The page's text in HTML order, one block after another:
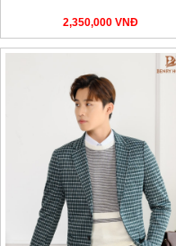
2,350,000 VNĐ